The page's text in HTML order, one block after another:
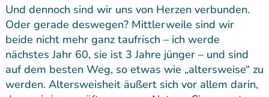
Und dennoch sind wir uns von Herzen verbunden.
Oder gerade deswegen? Mittlerweile sind wir
beide nicht mehr ganz taufrisch – ich werde
nächstes Jahr 60, sie ist 3 Jahre jünger – und sind
auf dem besten Weg, so etwas wie „altersweise“ zu
werden. Altersweisheit äußert sich vor allem darin,